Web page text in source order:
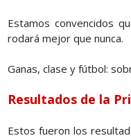
Estamos convencidos
rodará mejor que nunca.
Ganas, clase y fútbol:
Resultados de la
Estos fueron los